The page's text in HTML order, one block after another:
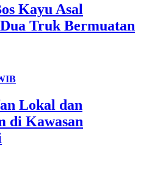
Kayu Asal
Truk Bermuatan
Lokal dan
di Kawasan